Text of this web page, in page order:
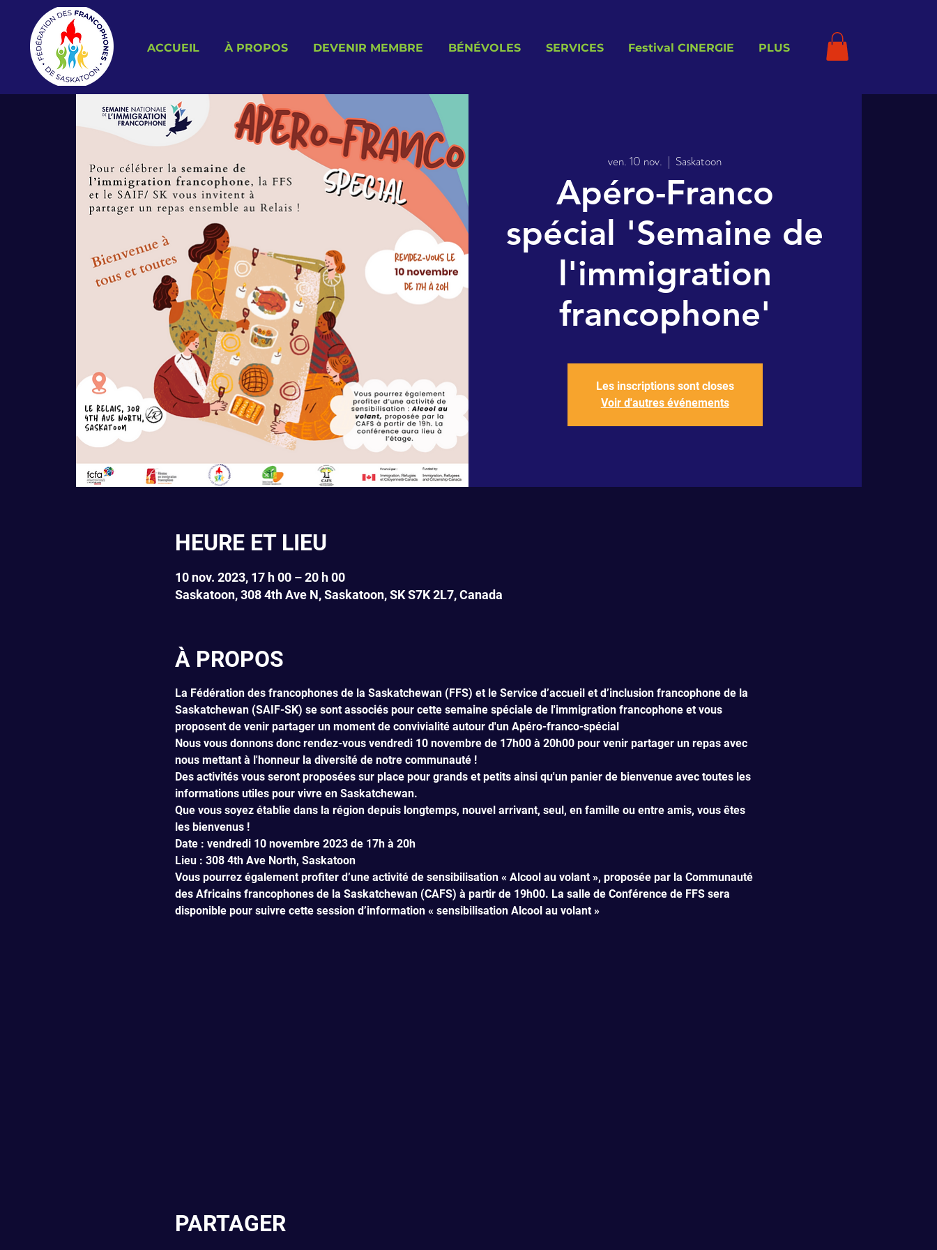
ACCUEIL À PROPOS DEVENIR MEMBRE BÉNÉVOLES SERVICES Festival CINERGIE PLUS
ven. 10 nov.
  |
Saskatoon
Apéro-Franco
spécial 'Semaine de
l'immigration
francophone'
Les inscriptions sont closes
Voir d'autres événements
HEURE ET LIEU
10 nov. 2023, 17 h 00 – 20 h 00
Saskatoon, 308 4th Ave N, Saskatoon, SK S7K 2L7, Canada
À PROPOS
La Fédération des francophones de la Saskatchewan (FFS) et le Service d’accueil et d’inclusion francophone de la
Saskatchewan (SAIF-SK) se sont associés pour cette semaine spéciale de l'immigration francophone et vous
proposent de venir partager un moment de convivialité autour d'un Apéro-franco-spécial
Nous vous donnons donc rendez-vous vendredi 10 novembre de 17h00 à 20h00 pour venir partager un repas avec
nous mettant à l'honneur la diversité de notre communauté !
Des activités vous seront proposées sur place pour grands et petits ainsi qu'un panier de bienvenue avec toutes les
informations utiles pour vivre en Saskatchewan.
Que vous soyez établie dans la région depuis longtemps, nouvel arrivant, seul, en famille ou entre amis, vous êtes
les bienvenus !
Date : vendredi 10 novembre 2023 de 17h à 20h
Lieu : 308 4th Ave North, Saskatoon
Vous pourrez également profiter d’une activité de sensibilisation « Alcool au volant », proposée par la Communauté
des Africains francophones de la Saskatchewan (CAFS) à partir de 19h00. La salle de Conférence de FFS sera
disponible pour suivre cette session d’information « sensibilisation Alcool au volant »
PARTAGER